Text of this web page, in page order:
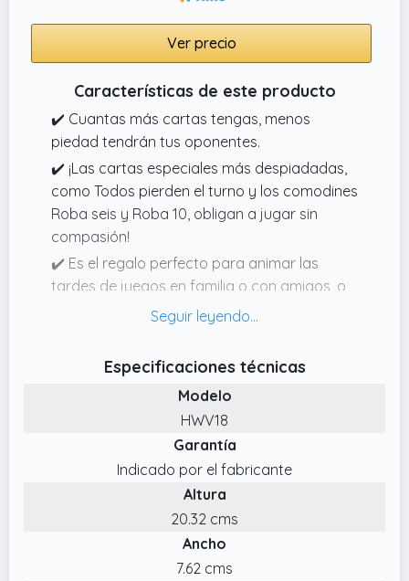
Ver precio
Características de este producto
✔️ Cuantas más cartas tengas, menos
piedad tendrán tus oponentes.
✔️ ¡Las cartas especiales más despiadadas,
como Todos pierden el turno y los comodines
Roba seis y Roba 10, obligan a jugar sin
compasión!
✔️ Es el regalo perfecto para animar las
tardes de juegos en familia o con amigos, o
para divertirse en viajes y fiestas.
si algún jugador tiene 25 o más cartas en la
mano, ¡se queda fuera de la partida!
✔️ Cada vez que se juega una carta de los
números “7” o “0”, los jugadores deben
intercambiar su mano con otro jugador.
✔️ La regla Apilar penalizaciones permite a
los jugadores pasar la penalización (Robar
dos/cuatro/seis/diez) al siguiente jugador
hasta que quien no pueda echar nada tenga
que llevarse todas las cartas de
Especificaciones técnicas
Modelo
HWV18
Garantía
Indicado por el fabricante
Altura
20.32 cms
Ancho
7.62 cms